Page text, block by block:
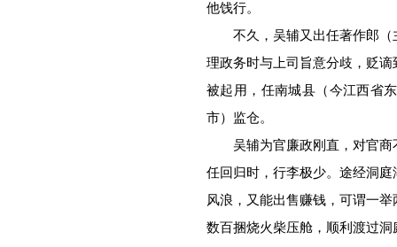
他饯行。
不久，吴辅又出任著作郎（
理政务时与上司旨意分歧，贬
被起用，任南城县（今江西省
市）监仓。
吴辅为官廉政刚直，对官商
任回归时，行李极少。途经洞
风浪，又能出售赚钱，可谓一
数百捆烧火柴压舱，顺利渡过洞